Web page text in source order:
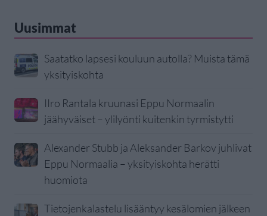
Uusimmat
Saatatko lapsesi kouluun autolla? Muista tämä
yksityiskohta
IIro Rantala kruunasi Eppu Normaalin
jäähyväiset – ylilyönti kuitenkin tyrmistytti
Alexander Stubb ja Aleksander Barkov juhlivat
Eppu Normaalia – yksityiskohta herätti
huomiota
Tietojenkalastelu lisääntyy kesälomien jälkeen